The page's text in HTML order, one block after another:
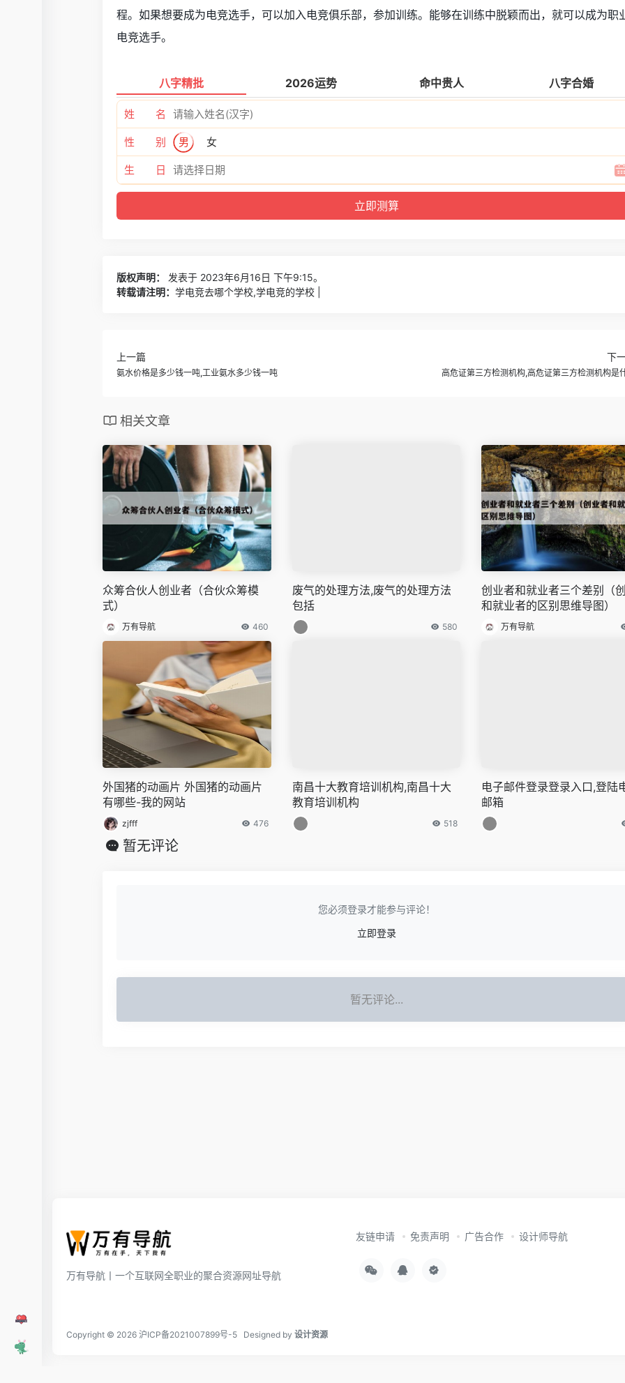
程。如果想要成为电竞选手，可以加入电竞俱乐部，参加训练。能够在训练中脱颖而出，就可以成为职
电竞选手。
八字精批 2026运势 命中贵人 八字合婚
姓 名
性 别 男 女
生 日
版权声明：
发表于 2023年6月16日 下午9:15。
转载请注明： 学电竞去哪个学校,学电竞的学校 |
上一篇
氨水价格是多少钱一吨,工业氨水多少钱一吨
下
高危证第三方检测机构,高危证第三方检测机构是
相关文章
众筹合伙人创业者（合伙众筹模
式）
万有导航 460
废气的处理方法,废气的处理方法
包括
580
创业者和就业者三个差别（
和就业者的区别思维导图）
万有导航
外国猪的动画片 外国猪的动画片
有哪些-我的网站
zjfff 476
南昌十大教育培训机构,南昌十大
教育培训机构
518
电子邮件登录登录入口,登陆
邮箱
暂无评论
您必须登录才能参与评论！
立即登录
暂无评论...
万有导航丨一个互联网全职业的聚合资源网址导航
友链申请 免责声明 广告合作 设计师导航
Copyright © 2026 沪ICP备2021007899号-5 Designed by 设计资源